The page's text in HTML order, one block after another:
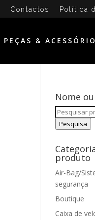
Contactos Política
PEÇAS &
Nome
Pesquisar
por:
Pesquisa
produto
Air-Bag/
segurança
Boutique
Caixa de